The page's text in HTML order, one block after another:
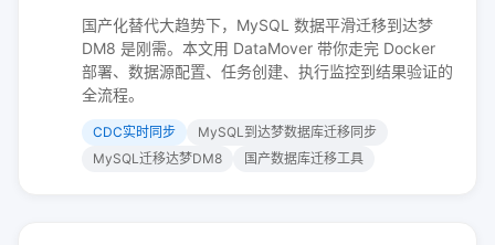
国产化替代大趋势下，MySQL 数据平滑迁移到达梦
DM8 是刚需。本文用 DataMover 带你走完 Docker
部署、数据源配置、任务创建、执行监控到结果验证的
全流程。
CDC实时同步
MySQL到达梦数据库迁移同步
MySQL迁移达梦DM8
国产数据库迁移工具